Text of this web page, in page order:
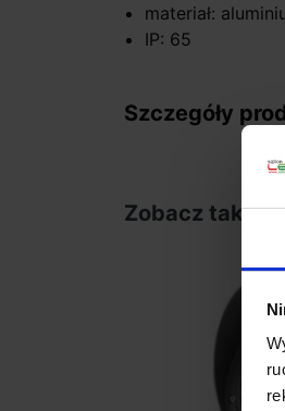
materiał:
IP: 65
Szczegóły
Zobacz także